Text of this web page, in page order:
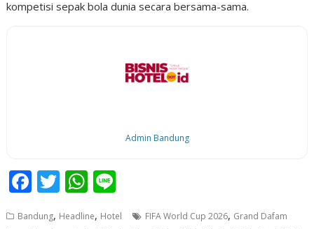
kompetisi sepak bola dunia secara bersama-sama.
Admin Bandung
F
ac
T
w
W
h
Bandung, Headline, Hotel FIFA World Cup 2026, Grand Dafam